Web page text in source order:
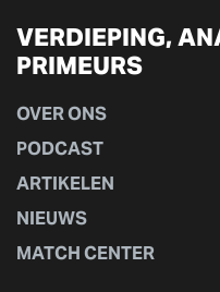
VERDIEPING,
PRIMEURS
OVER ONS
PODCAST
ARTIKELEN
NIEUWS
MATCH CENTER